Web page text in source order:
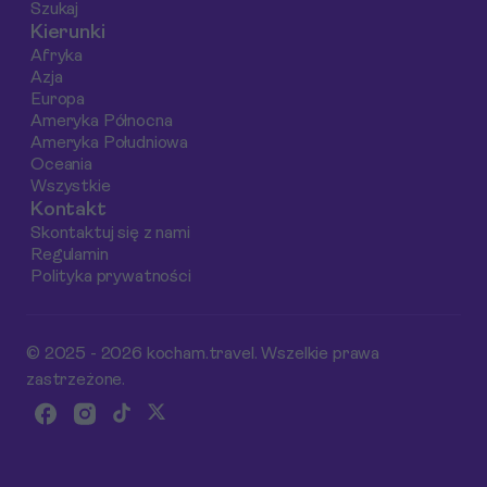
Szukaj
Kierunki
Afryka
Azja
Europa
Ameryka Północna
Ameryka Południowa
Oceania
Wszystkie
Kontakt
Skontaktuj się z nami
Regulamin
Polityka prywatności
© 2025 - 2026 kocham.travel. Wszelkie prawa
zastrzeżone.